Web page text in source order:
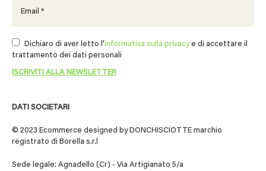
DATI SOCIETARI
© 2023 Ecommerce designed by DONCHISCIOTTE marchio
registrato di Borella s.r.l
Sede legale: Agnadello (Cr) - Via Artigianato 5/a
Dichiaro di aver letto l'informativa sulla privacye di accettare il
trattamento dei dati personali